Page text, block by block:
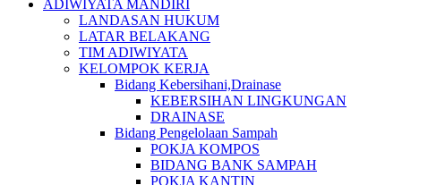
ADIWIYATA MANDIRI
LANDASAN HUKUM
LATAR BELAKANG
TIM ADIWIYATA
KELOMPOK KERJA
Bidang Kebersihani,Drainase
KEBERSIHAN LINGKUNGAN
DRAINASE
Bidang Pengelolaan Sampah
POKJA KOMPOS
BIDANG BANK SAMPAH
POKJA KANTIN